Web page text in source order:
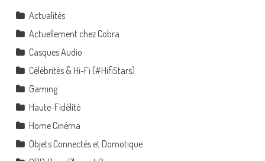
Actualités
Actuellement chez Cobra
Casques Audio
Célébrités & Hi-Fi (#HifiStars)
Gaming
Haute-Fidélité
Home Cinéma
Objets Connectés et Domotique